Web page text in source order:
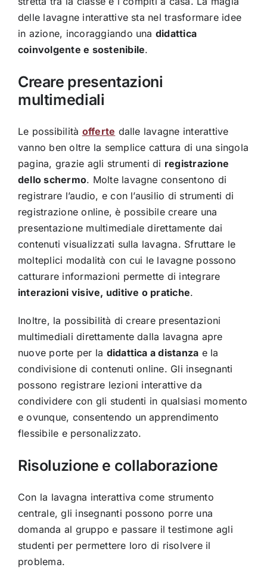
delle lavagne interattive sta nel trasformare idee
in azione, incoraggiando una didattica
coinvolgente e sostenibile.
Creare presentazioni
multimediali
Le possibilità offerte dalle lavagne interattive
vanno ben oltre la semplice cattura di una singola
pagina, grazie agli strumenti di registrazione
dello schermo. Molte lavagne consentono di
registrare l’audio, e con l’ausilio di strumenti di
registrazione online, è possibile creare una
presentazione multimediale direttamente dai
contenuti visualizzati sulla lavagna. Sfruttare le
molteplici modalità con cui le lavagne possono
catturare informazioni permette di integrare
interazioni visive, uditive o pratiche.
Inoltre, la possibilità di creare presentazioni
multimediali direttamente dalla lavagna apre
nuove porte per la didattica a distanza e la
condivisione di contenuti online. Gli insegnanti
possono registrare lezioni interattive da
condividere con gli studenti in qualsiasi momento
e ovunque, consentendo un apprendimento
flessibile e personalizzato.
Risoluzione e collaborazione
Con la lavagna interattiva come strumento
centrale, gli insegnanti possono porre una
domanda al gruppo e passare il testimone agli
studenti per permettere loro di risolvere il
problema.